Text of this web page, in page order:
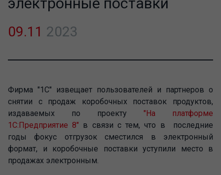
09.11 2023
Фирма "1С" извещает пользователей и партнеров о
снятии с продаж коробочных поставок продуктов,
издаваемых по проекту "На платформе
1С:Предприятие 8" в связи с тем, что в последние
годы фокус отгрузок сместился в электронный
формат, и коробочные поставки уступили место в
продажах электронным.